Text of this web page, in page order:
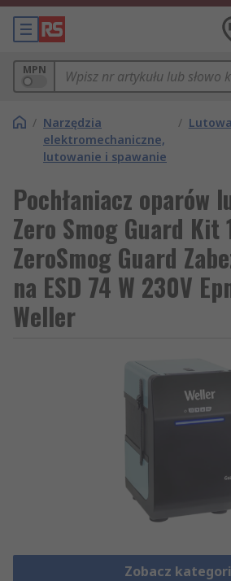
MPN
/ Narzędzia
elektromechaniczne,
lutowanie i spawanie
/
Pochłaniacz oparów
Zero Smog Guard Kit
ZeroSmog Guard
na ESD 74 W 230V
Weller
Zobacz